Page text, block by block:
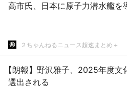
高市氏、日本に原子力潜水艦を
２ちゃんねるニュース超速まとめ＋
【朗報】野沢雅子、2025年度文
選出される